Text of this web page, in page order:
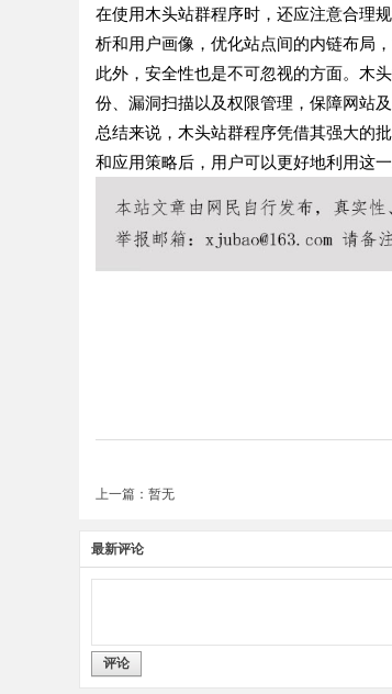
在使用木头站群程序时，还应注意合理
析和用户画像，优化站点间的内链布局
此外，安全性也是不可忽视的方面。木
份、漏洞扫描以及权限管理，保障网站及
总结来说，木头站群程序凭借其强大的
和应用策略后，用户可以更好地利用这
上一篇：暂无
最新评论
评论